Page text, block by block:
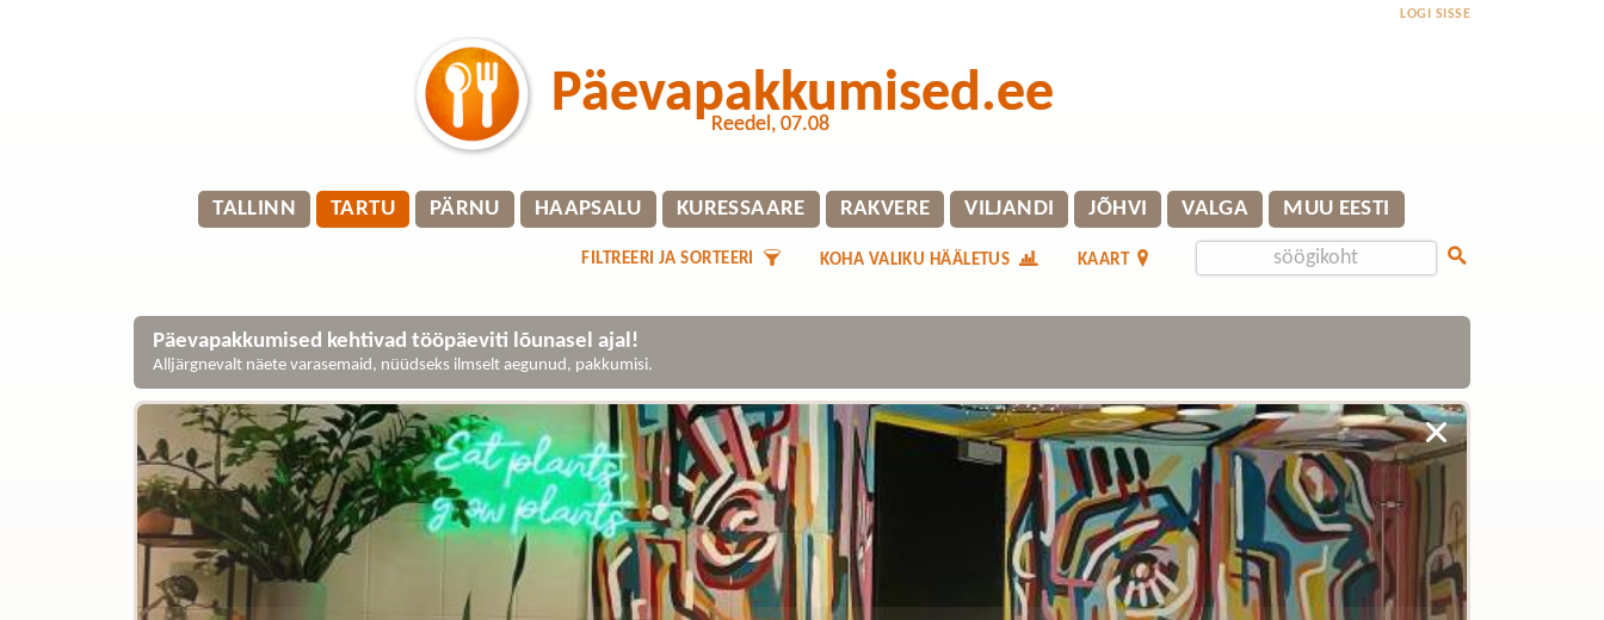
LOGI SISSE
Päevapakkumised.ee
Reedel, 07.08
TALLINN TARTU PÄRNU HAAPSALU KURESSAARE RAKVERE VILJANDI JÕHVI VALGA MUU EESTI
KAART
KOHA VALIKU HÄÄLETUS
FILTREERI JA SORTEERI
Päevapakkumised kehtivad tööpäeviti lõunasel ajal!
Alljärgnevalt näete varasemaid, nüüdseks ilmselt aegunud, pakkumisi.